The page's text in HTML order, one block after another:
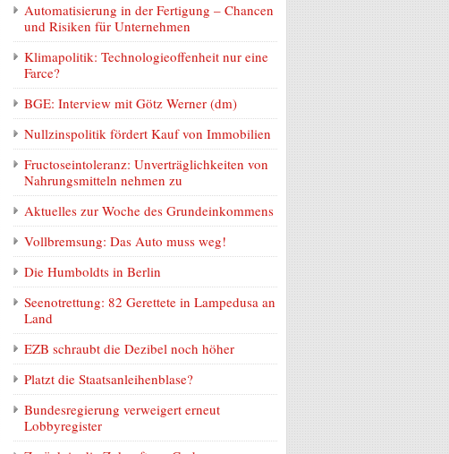
Automatisierung in der Fertigung – Chancen
und Risiken für Unternehmen
Klimapolitik: Technologieoffenheit nur eine
Farce?
BGE: Interview mit Götz Werner (dm)
Nullzinspolitik fördert Kauf von Immobilien
Fructoseintoleranz: Unverträglichkeiten von
Nahrungsmitteln nehmen zu
Aktuelles zur Woche des Grundeinkommens
Vollbremsung: Das Auto muss weg!
Die Humboldts in Berlin
Seenotrettung: 82 Gerettete in Lampedusa an
Land
EZB schraubt die Dezibel noch höher
Platzt die Staatsanleihenblase?
Bundesregierung verweigert erneut
Lobbyregister